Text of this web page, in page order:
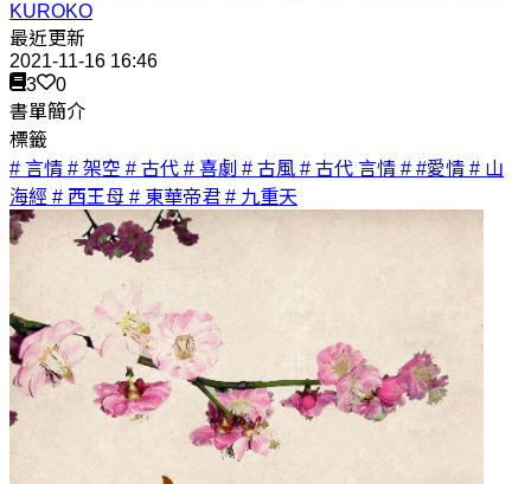
KUROKO
最近更新
2021-11-16 16:46
3
0
書單簡介
標籤
# 言情 # 架空 # 古代 # 喜劇 # 古風 # 古代 言情 # #愛情 # 山
海經 # 西王母 # 東華帝君 # 九重天